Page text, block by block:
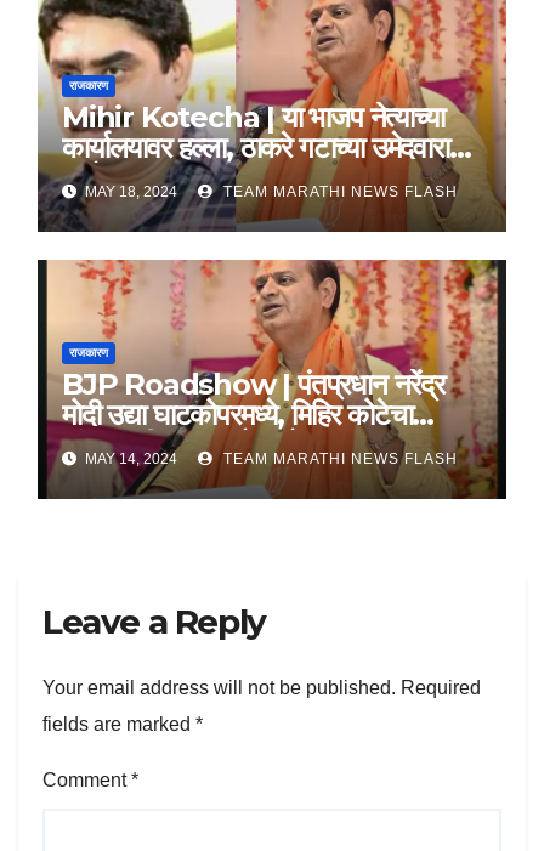
राजकारण
Mihir Kotecha | या भाजप नेत्याच्या
कार्यालयावर हल्ला, ठाकरे गटाच्या उमेदवारावर
आरोप
MAY 18, 2024 TEAM MARATHI NEWS FLASH
राजकारण
BJP Roadshow | पंतप्रधान नरेंद्र
मोदी उद्या घाटकोपरमध्ये, मिहिर कोटेचा
यांच्यासाठी करणार रोड शो
MAY 14, 2024 TEAM MARATHI NEWS FLASH
Leave a Reply
Your email address will not be published. Required
fields are marked *
Comment*